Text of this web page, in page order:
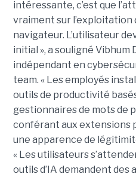
intéressante, c’est que
vraiment sur l’exploitation
navigateur. L’utilisateur
initial », a souligné Vibhum
indépendant en
team. « Les employés
outils de productivité
gestionnaires de mots de
conférant aux extensions
une apparence de
« Les utilisateurs
outils d’IA demandent